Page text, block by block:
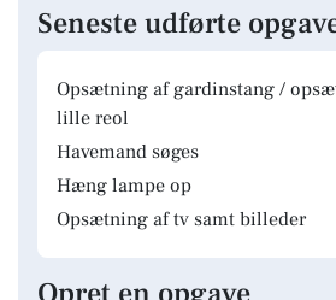
Seneste udførte
Opsætning af gardinstang /
lille reol
Havemand søges
Hæng lampe op
Opsætning af tv samt billeder